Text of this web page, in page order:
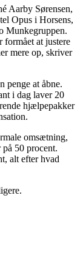
Aarby Sørensen,
Opus i Horsens,
Munkegruppen.
formået at justere
mere op, skriver
penge at åbne.
i dag laver 20
hjælpepakker
omsætning,
50 procent.
alt efter hvad